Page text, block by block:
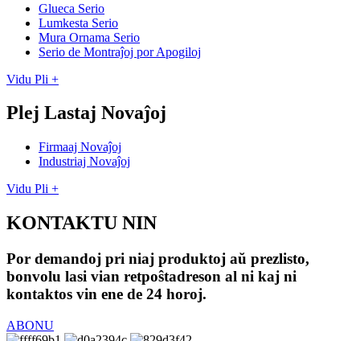
Glueca Serio
Lumkesta Serio
Mura Ornama Serio
Serio de Montraĵoj por Apogiloj
Vidu Pli +
Plej Lastaj Novaĵoj
Firmaaj Novaĵoj
Industriaj Novaĵoj
Vidu Pli +
KONTAKTU NIN
Por demandoj pri niaj produktoj aŭ prezlisto,
bonvolu lasi vian retpoŝtadreson al ni kaj ni
kontaktos vin ene de 24 horoj.
ABONU